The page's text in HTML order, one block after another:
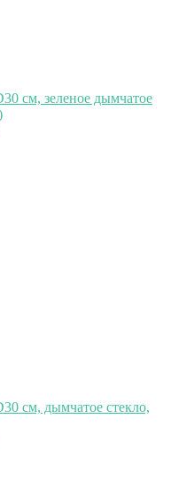
см, зеленое дымчатое
см, дымчатое стекло,